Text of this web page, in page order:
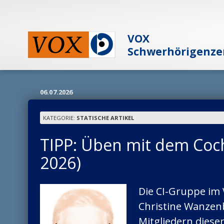
VOX
Aktuell
Service
Termine
06.07.2026
KATEGORIE: STATISCHE ARTIKEL
TIPP: Üben mit dem
2026)
Die CI-Gruppe
Christine